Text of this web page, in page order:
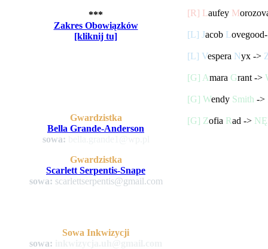
***
Zakres Obowiązków
[kliknij tu]
Gwardzistka
Bella Grande-Anderson
sowa:
Gwardzistka
Scarlett Serpentis-Snape
sowa: scarlettserpentis@gmail.com
Sowa Inkwizycji
sowa:
[R] Laufey M
[L] Jacob Lovegood-
[L] Vespera Nyx ->
[G] Amara Grant ->
[G] Wendy Smith ->
[G] Zofia Rad ->